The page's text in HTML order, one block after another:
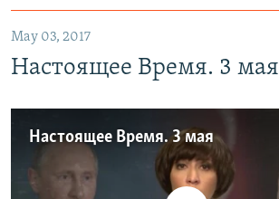
May 03, 2017
Настоящее Время. 3 мая
Настоящее Время. 3 мая